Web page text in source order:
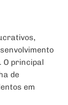
O principal
de
em